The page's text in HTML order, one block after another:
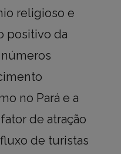
religioso e
positivo da
no Pará e a
de atração
de turistas